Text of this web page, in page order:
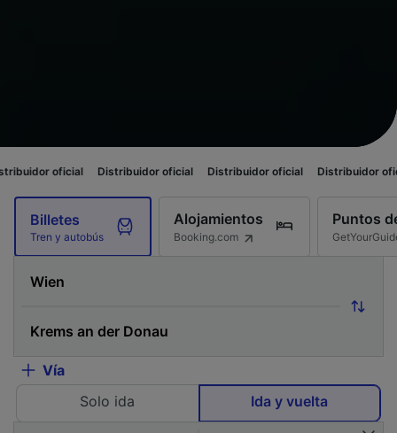
Distribuidor oficial Distribuidor oficial Distribuidor oficial
Billetes
Tren y autobús
Alojamientos
Booking.com
Puntos
Vía
Solo ida
Ida y vuelta